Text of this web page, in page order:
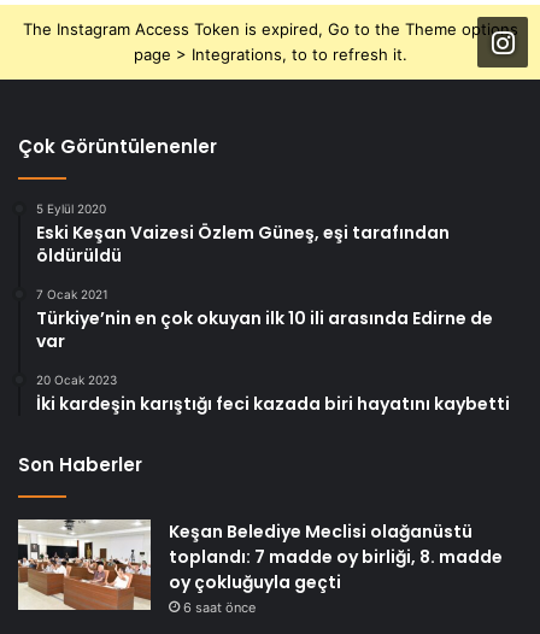
The Instagram Access Token is expired, Go to the Theme options
page > Integrations, to to refresh it.
Çok Görüntülenenler
5 Eylül 2020
Eski Keşan Vaizesi Özlem Güneş, eşi tarafından
öldürüldü
7 Ocak 2021
Türkiye’nin en çok okuyan ilk 10 ili arasında Edirne de
var
20 Ocak 2023
İki kardeşin karıştığı feci kazada biri hayatını kaybetti
Son Haberler
Keşan Belediye Meclisi olağanüstü
toplandı: 7 madde oy birliği, 8. madde
oy çokluğuyla geçti
6 saat önce